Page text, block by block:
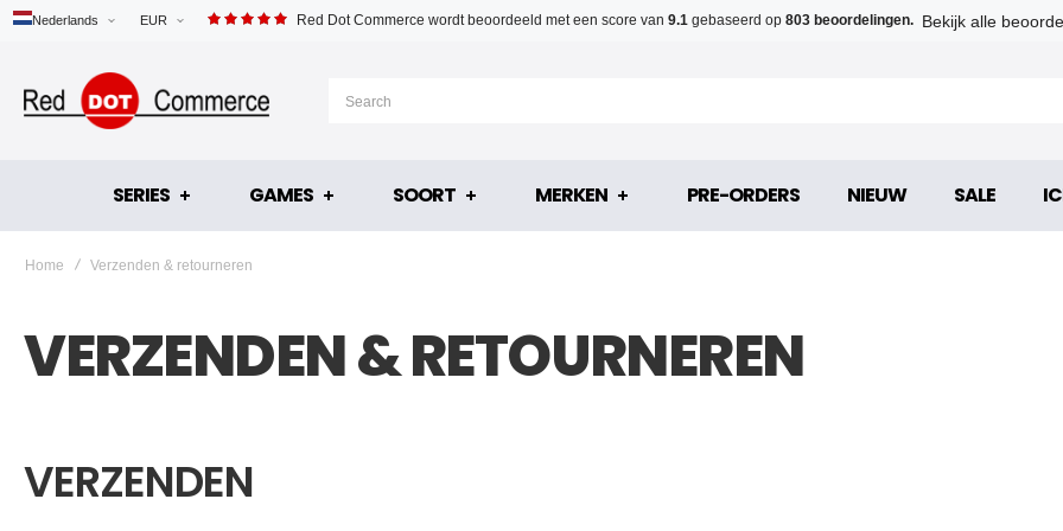
EUR
Nederlands Red Dot Commerce wordt beoordeeld met een score van 9.1 gebaseerd op 803 beoordelingen. Bekijk alle
SERIES GAMES SOORT MERKEN PRE-ORDERS NIEUW SALE
Home Verzenden & retourneren
VERZENDEN & RETOURNEREN
VERZENDEN